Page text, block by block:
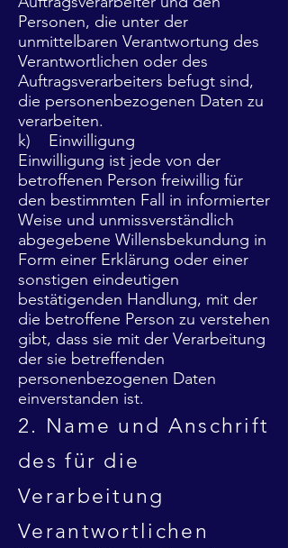
Personen, die unter der
unmittelbaren Verantwortung des
Verantwortlichen oder des
Auftragsverarbeiters befugt sind,
die personenbezogenen Daten zu
verarbeiten.
k) Einwilligung
Einwilligung ist jede von der
betroffenen Person freiwillig für
den bestimmten Fall in informierter
Weise und unmissverständlich
abgegebene Willensbekundung in
Form einer Erklärung oder einer
sonstigen eindeutigen
bestätigenden Handlung, mit der
die betroffene Person zu verstehen
gibt, dass sie mit der Verarbeitung
der sie betreffenden
personenbezogenen Daten
einverstanden ist.
2. Name und Anschrift
des für die
Verarbeitung
Verantwortlichen